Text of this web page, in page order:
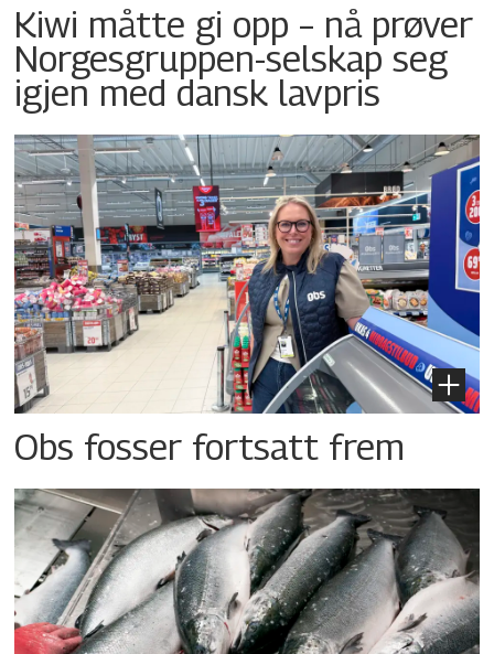
Kiwi måtte gi opp – nå prøver
Norgesgruppen-selskap seg
igjen med dansk lavpris
Obs fosser fortsatt frem